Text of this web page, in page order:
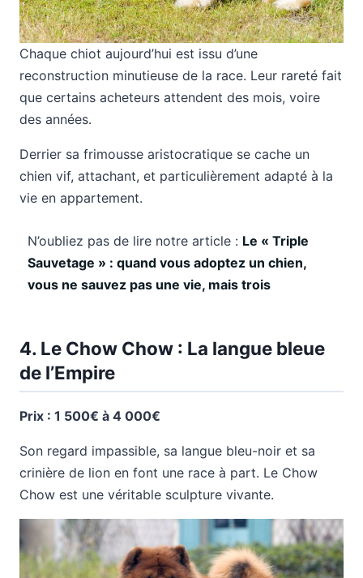
Chaque chiot aujourd’hui est issu d’une
reconstruction minutieuse de la race. Leur rareté fait
que certains acheteurs attendent des mois, voire
des années.
Derrier sa frimousse aristocratique se cache un
chien vif, attachant, et particulièrement adapté à la
vie en appartement.
N’oubliez pas de lire notre article : Le « Triple
Sauvetage » : quand vous adoptez un chien,
vous ne sauvez pas une vie, mais trois
4. Le Chow Chow : La langue bleue
de l’Empire
Prix : 1 500€ à 4 000€
Son regard impassible, sa langue bleu-noir et sa
crinière de lion en font une race à part. Le Chow
Chow est une véritable sculpture vivante.